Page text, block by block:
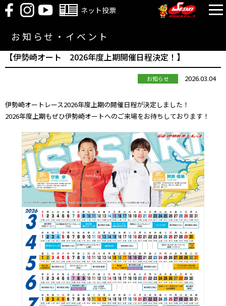
ネット投票
お知らせ・イベント
【伊勢崎オート 2026年度上期開催日程決定！】
お知らせ 2026.03.04
伊勢崎オートレース2026年度上期の開催日程が決定しました！
2026年度上期もぜひ伊勢崎オートへのご来場をお待ちしております！